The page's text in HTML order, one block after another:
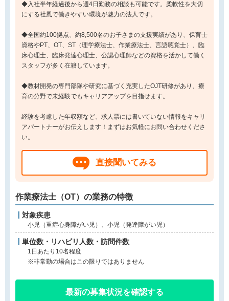
◆入社半年経過後から週4日勤務の相談も可能です。柔軟性を大切
にする社風で働きやすい環境が魅力の法人です。
◆全国約100拠点、約8,500名のお子さまの支援実績があり、保育士
資格やPT、OT、ST（理学療法士、作業療法士、言語聴覚士）、臨
床心理士、臨床発達心理士、公認心理師などの資格を活かして働く
スタッフが多く在籍しています。
◆教材開発の専門部隊や研究に基づく充実したOJT研修があり、療
育の分野で未経験でもキャリアアップを目指せます。
経験を考慮した年収額など、求人票には書いていない情報をキャリ
アパートナーがお伝えします！まずはお気軽にお問い合わせくださ
い。
直接聞いてみる
作業療法士（OT）の業務の特徴
対象疾患
小児（重症心身障がい児）、小児（発達障がい児）
単位数・リハビリ人数・訪問件数
1日あたり10名程度
※非常勤の場合はこの限りではありません
最新の募集状況を確認する